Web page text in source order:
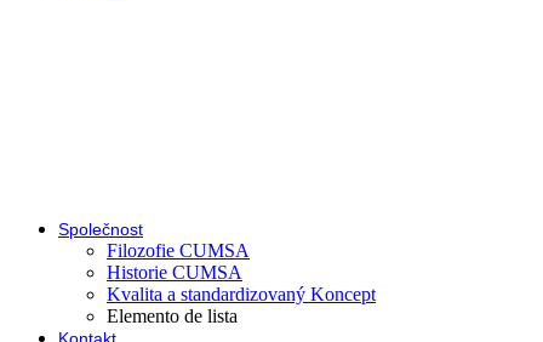
Společnost
Filozofie CUMSA
Historie CUMSA
Kvalita a standardizovaný Koncept
Elemento de lista